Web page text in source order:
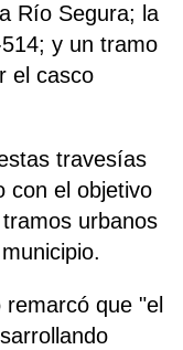
Río Segura; la
y un tramo
el casco
travesías
con el objetivo
urbanos
que "el